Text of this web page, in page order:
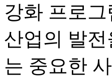
강화 프로
산업의 발
는 중요한